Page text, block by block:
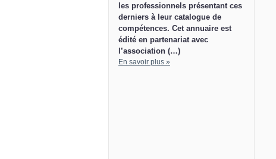
les professionnels présentant ces
derniers à leur catalogue de
compétences. Cet annuaire est
édité en partenariat avec
l’association (…)
En savoir plus »